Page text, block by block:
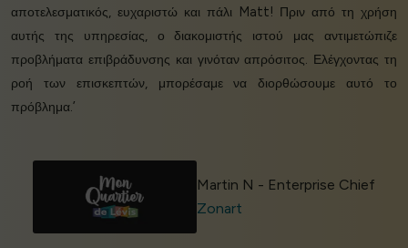
αποτελεσματικός, ευχαριστώ και πάλι Matt! Πριν από τη χρήση
αυτής της υπηρεσίας, ο διακομιστής ιστού μας αντιμετώπιζε
προβλήματα επιβράδυνσης και γινόταν απρόσιτος. Ελέγχοντας τη
ροή των επισκεπτών, μπορέσαμε να διορθώσουμε αυτό το
πρόβλημα.’
Martin N - Enterprise Chief
Zonart